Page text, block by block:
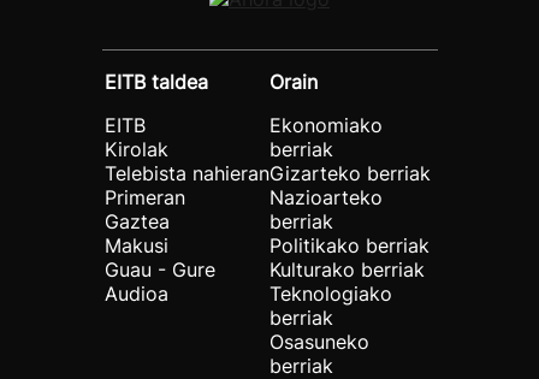
EITB taldea
EITB
Kirolak
Telebista nahieran
Primeran
Gaztea
Makusi
Guau - Gure
Audioa
Orain
Ekonomiako
berriak
Gizarteko berriak
Nazioarteko
berriak
Politikako berriak
Kulturako berriak
Teknologiako
berriak
Osasuneko
berriak